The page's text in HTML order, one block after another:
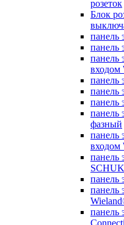
розеток
Блок
панель
панель
панель
входом
панель
панель
панель
панель
фазный
панель
входом
панель
панель
панель
панель